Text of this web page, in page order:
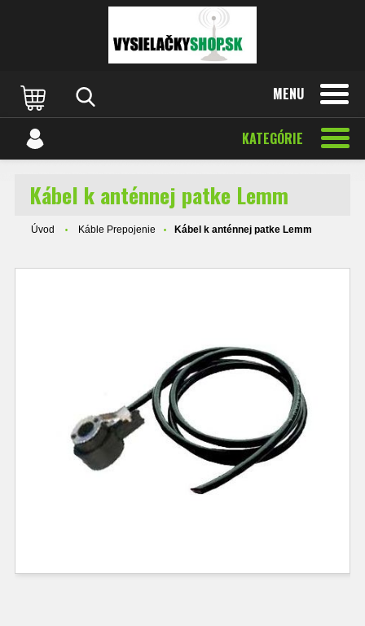
MENU
KATEGÓRIE
Kábel k anténnej patke Lemm
Úvod Káble Prepojenie Kábel k anténnej patke Lemm